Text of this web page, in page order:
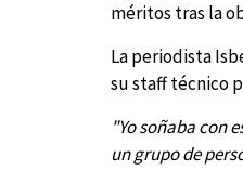
méritos tras la
La periodista
su staff técnico
"Yo soñaba con
un grupo de